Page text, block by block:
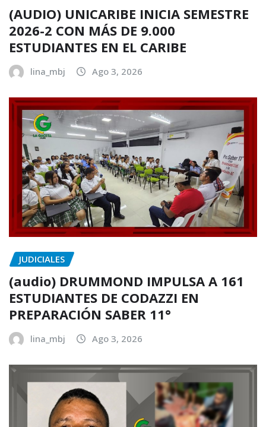
(AUDIO) UNICARIBE INICIA SEMESTRE
2026-2 CON MÁS DE 9.000
ESTUDIANTES EN EL CARIBE
lina_mbj Ago 3, 2026
JUDICIALES
(audio) DRUMMOND IMPULSA A 161
ESTUDIANTES DE CODAZZI EN
PREPARACIÓN SABER 11°
lina_mbj Ago 3, 2026